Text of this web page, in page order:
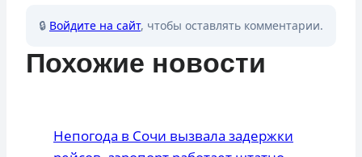
🔒 Войдите на сайт, чтобы оставлять комментарии.
Похожие новости
Непогода в Сочи вызвала задержки